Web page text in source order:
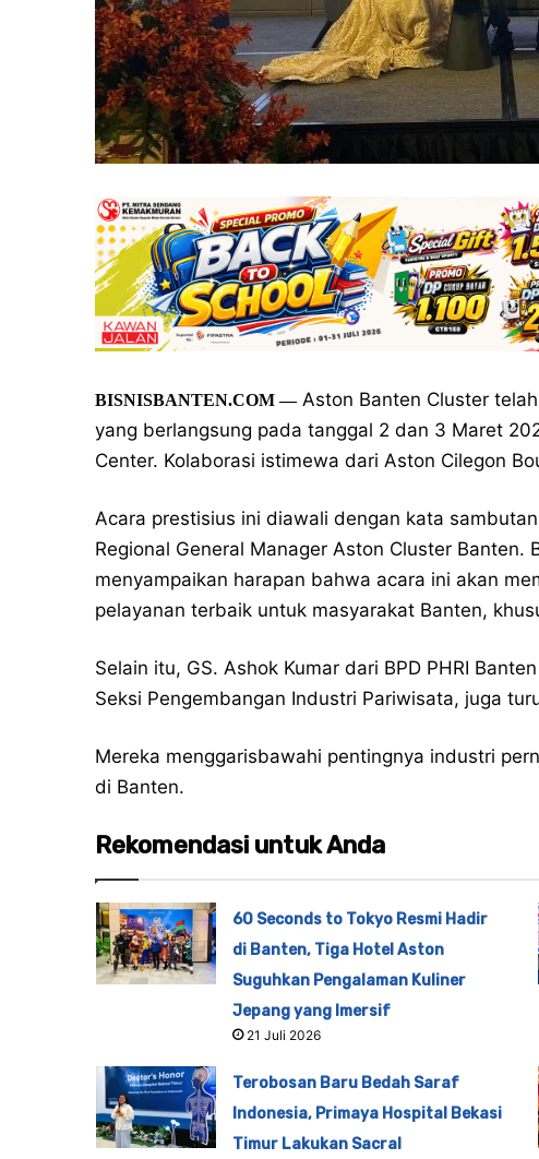
BISNISBANTEN.COM—Aston Banten Cluster
yang berlangsung pada tanggal 2 dan 3 Maret
Center. Kolaborasi istimewa dari Aston Cilegon
Acara prestisius ini diawali dengan kata
Regional General Manager Aston Cluster
menyampaikan harapan bahwa acara ini akan
pelayanan terbaik untuk masyarakat Banten,
Selain itu, GS. Ashok Kumar dari BPD PHRI
Seksi Pengembangan Industri Pariwisata, juga
Mereka menggarisbawahi pentingnya industri
di Banten.
Rekomendasi untuk Anda
60 Seconds to Tokyo Resmi Hadir
di Banten, Tiga Hotel Aston
Suguhkan Pengalaman Kuliner
Jepang yang Imersif
21 Juli 2026
Terobosan Baru Bedah Saraf
Indonesia, Primaya Hospital Bekasi
Timur Lakukan Sacral